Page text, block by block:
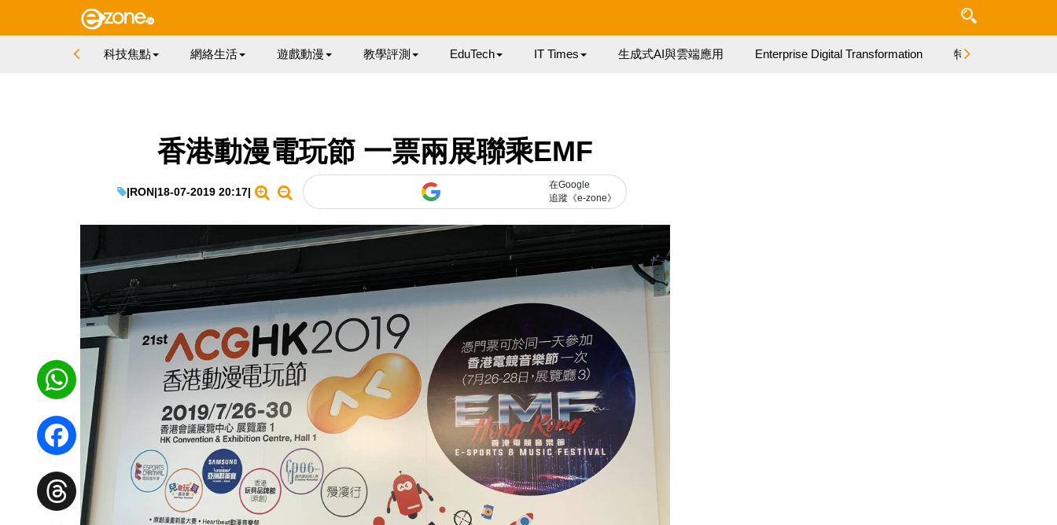
科技焦點 網絡生活 遊戲動漫 教學評測 EduTech IT Times 生成式AI與雲端應用 Enterprise Digital Transformation 特集
香港動漫電玩節 一票兩展聯乘EMF
|RON|18-07-2019 20:17|
在Google
追蹤《e-zone》
WhatsApp
Facebook